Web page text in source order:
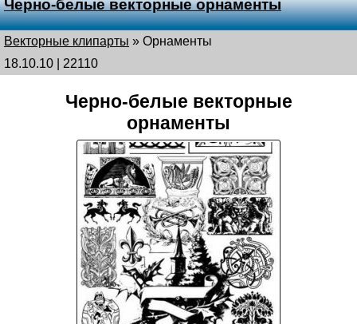
Черно-белые векторные орнаменты
Векторные клипарты » Орнаменты
18.10.10 | 22110
Черно-белые векторные
орнаменты